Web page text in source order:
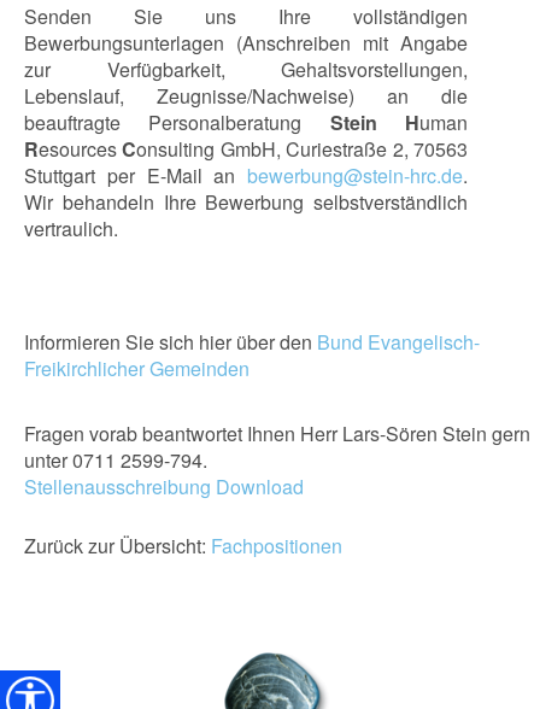
Senden Sie uns Ihre vollständigen
Bewerbungsunterlagen (Anschreiben mit Angabe
zur Verfügbarkeit, Gehaltsvorstellungen,
Lebenslauf, Zeugnisse/Nachweise) an die
beauftragte Personalberatung Stein Human
ResourcesConsulting GmbH, Curiestraße 2, 70563
Stuttgart per E-Mail an bewerbung@stein-hrc.de.
Wir behandeln Ihre Bewerbung selbstverständlich
vertraulich.
Informieren Sie sich hier über den Bund Evangelisch-
Freikirchlicher Gemeinden
Fragen vorab beantwortet Ihnen Herr Lars-Sören Stein gern
unter 0711 2599-794.
Stellenausschreibung Download
Zurück zur Übersicht: Fachpositionen